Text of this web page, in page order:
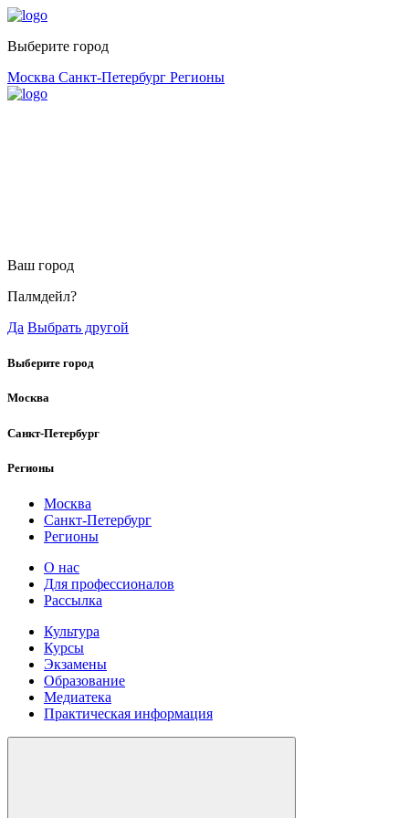
Выберите город
Москва Санкт-Петербург Регионы
Ваш город
Палмдейл?
Да Выбрать другой
Выберите город
Москва
Санкт-Петербург
Регионы
Москва
Санкт-Петербург
Регионы
О нас
Для профессионалов
Рассылка
Культура
Курсы
Экзамены
Образование
Медиатека
Практическая информация